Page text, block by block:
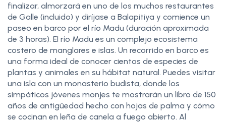
finalizar, almorzará en uno de los muchos restaurantes
de Galle (incluido) y diríjase a Balapitiya y comience un
paseo en barco por el río Madu (duración aproximada
de 3 horas). El río Madu es un complejo ecosistema
costero de manglares e islas. Un recorrido en barco es
una forma ideal de conocer cientos de especies de
plantas y animales en su hábitat natural. Puedes visitar
una isla con un monasterio budista, donde los
simpáticos jóvenes monjes te mostrarán un libro de 150
años de antigüedad hecho con hojas de palma y cómo
se cocinan en leña de canela a fuego abierto. Al